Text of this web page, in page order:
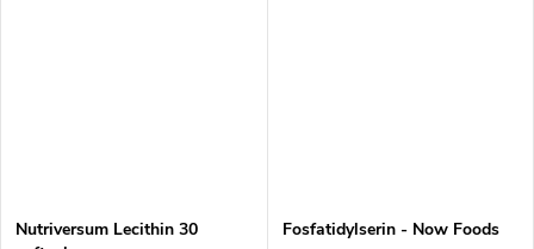
Nutriversum Lecithin 30
Fosfatidylserin - Now Foods